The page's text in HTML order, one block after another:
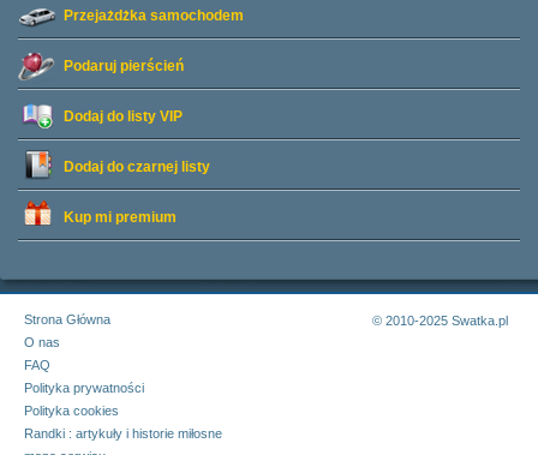
Przejażdżka samochodem
Podaruj pierścień
Dodaj do listy VIP
Dodaj do czarnej listy
Kup mi premium
Strona Główna
O nas
FAQ
Polityka prywatności
Polityka cookies
Randki : artykuły i historie miłosne
© 2010-2025 Swatka.pl